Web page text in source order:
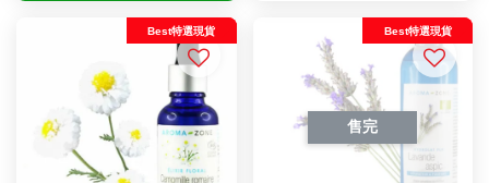
Best特選現貨
售完
Best特選現貨